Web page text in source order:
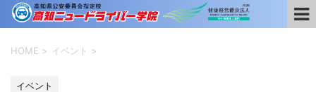
HOME > イベント >
イベント